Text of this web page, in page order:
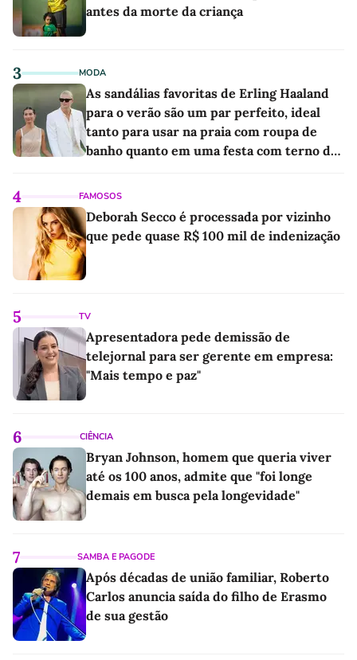
antes da morte da criança
3 MODA
As sandálias favoritas de Erling Haaland
para o verão são um par perfeito, ideal
tanto para usar na praia com roupa de
banho quanto em uma festa com terno de
4 FAMOSOS
Deborah Secco é processada por vizinho
que pede quase R$ 100 mil de indenização
5 TV
Apresentadora pede demissão de
telejornal para ser gerente em empresa:
"Mais tempo e paz"
6 CIÊNCIA
Bryan Johnson, homem que queria viver
até os 100 anos, admite que "foi longe
demais em busca pela longevidade"
7 SAMBA E PAGODE
Após décadas de união familiar, Roberto
Carlos anuncia saída do filho de Erasmo
de sua gestão